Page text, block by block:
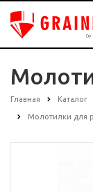
Главная Каталог
Молотилки для